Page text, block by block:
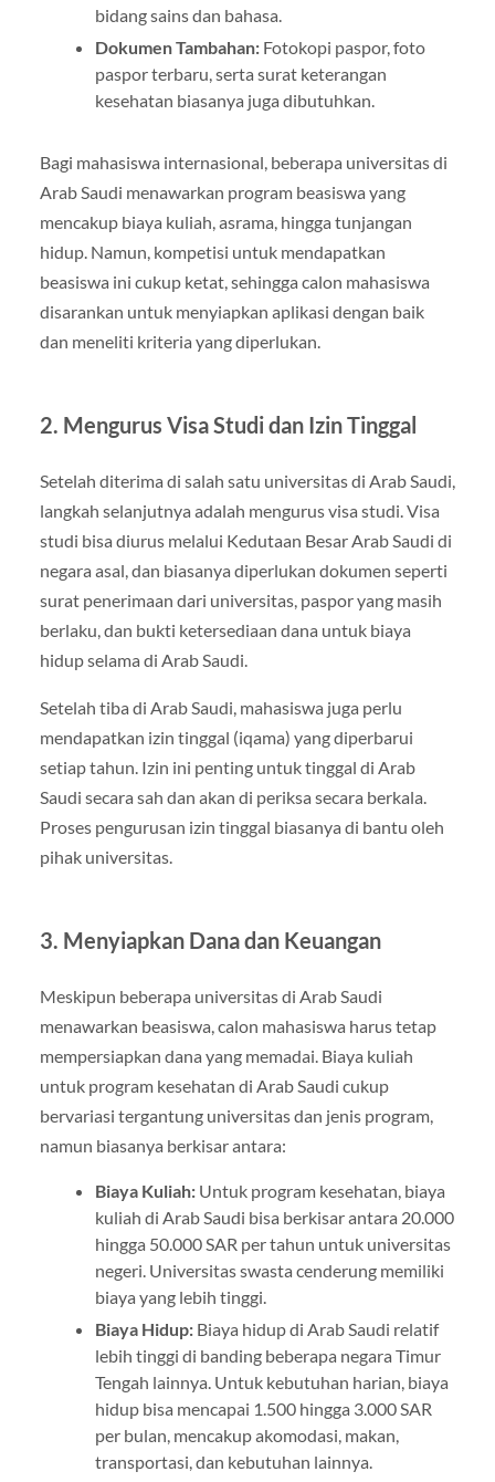
bidang sains dan bahasa.
Dokumen Tambahan:Fotokopi paspor, foto
paspor terbaru, serta surat keterangan
kesehatan biasanya juga dibutuhkan.
Bagi mahasiswa internasional, beberapa universitas di
Arab Saudi menawarkan program beasiswa yang
mencakup biaya kuliah, asrama, hingga tunjangan
hidup. Namun, kompetisi untuk mendapatkan
beasiswa ini cukup ketat, sehingga calon mahasiswa
disarankan untuk menyiapkan aplikasi dengan baik
dan meneliti kriteria yang diperlukan.
2. Mengurus Visa Studi dan Izin Tinggal
Setelah diterima di salah satu universitas di Arab Saudi,
langkah selanjutnya adalah mengurus visa studi. Visa
studi bisa diurus melalui Kedutaan Besar Arab Saudi di
negara asal, dan biasanya diperlukan dokumen seperti
surat penerimaan dari universitas, paspor yang masih
berlaku, dan bukti ketersediaan dana untuk biaya
hidup selama di Arab Saudi.
Setelah tiba di Arab Saudi, mahasiswa juga perlu
mendapatkan izin tinggal (iqama) yang diperbarui
setiap tahun. Izin ini penting untuk tinggal di Arab
Saudi secara sah dan akan di periksa secara berkala.
Proses pengurusan izin tinggal biasanya di bantu oleh
pihak universitas.
3. Menyiapkan Dana dan Keuangan
Meskipun beberapa universitas di Arab Saudi
menawarkan beasiswa, calon mahasiswa harus tetap
mempersiapkan dana yang memadai. Biaya kuliah
untuk program kesehatan di Arab Saudi cukup
bervariasi tergantung universitas dan jenis program,
namun biasanya berkisar antara:
Biaya Kuliah:Untuk program kesehatan, biaya
kuliah di Arab Saudi bisa berkisar antara 20.000
hingga 50.000 SAR per tahun untuk universitas
negeri. Universitas swasta cenderung memiliki
biaya yang lebih tinggi.
Biaya Hidup:Biaya hidup di Arab Saudi relatif
lebih tinggi di banding beberapa negara Timur
Tengah lainnya. Untuk kebutuhan harian, biaya
hidup bisa mencapai 1.500 hingga 3.000 SAR
per bulan, mencakup akomodasi, makan,
transportasi, dan kebutuhan lainnya.